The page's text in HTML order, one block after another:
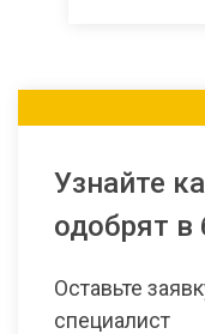
Узнайте
одобрят в
Оставьте
специалист